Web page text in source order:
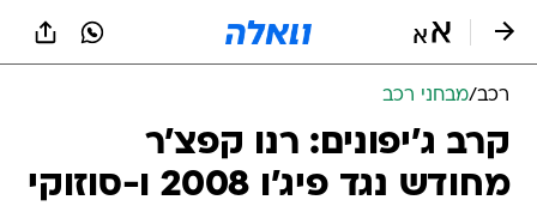
רכב/מבחני רכב
קרב ג'יפונים: רנו קפצ'ר
מחודש נגד פיג'ו 2008 ו-סוזוקי